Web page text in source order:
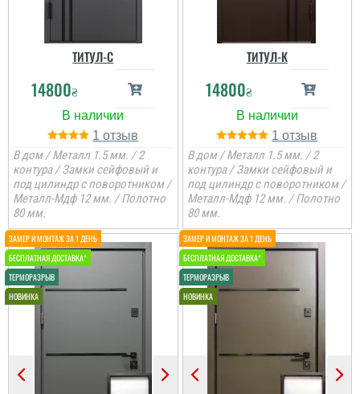
ТИТУЛ-C
14800₴
1
В дом / Металл 1.5 мм. / 2
контура / Замки сейфовый и
под цилиндр с поворотником /
Металл-Мдф 12 мм. / Полотно
80 мм.
ТИТУЛ-К
14800₴
1
В дом / Металл 1.5 мм. / 2
контура / Замки сейфовый и
под цилиндр с поворотником /
Металл-Мдф 12 мм. / Полотно
80 мм.